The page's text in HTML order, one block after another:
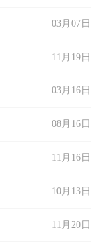
03月07日
11月19日
03月16日
08月16日
11月16日
10月13日
11月20日